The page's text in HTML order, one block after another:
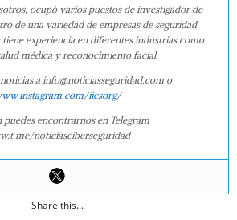
ocupó varios puestos de investigador de
de una variedad de empresas de seguridad
experiencia en diferentes industrias como
médica y reconocimiento facial.
a info@noticiasseguridad.com o
iicsorg/
puedes encontrarnos en Telegram
noticiasciberseguridad
Share this...